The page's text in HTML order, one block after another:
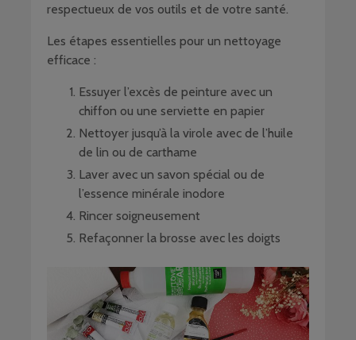
respectueux de vos outils et de votre santé.
Les étapes essentielles pour un nettoyage
efficace :
Essuyer l’excès de peinture avec un
chiffon ou une serviette en papier
Nettoyer jusqu’à la virole avec de l’huile
de lin ou de carthame
Laver avec un savon spécial ou de
l’essence minérale inodore
Rincer soigneusement
Refaçonner la brosse avec les doigts